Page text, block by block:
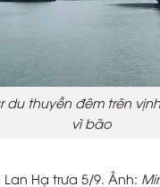
du thuyền đêm trên
vì bão
Lan Hạ trưa 5/9. Ảnh: